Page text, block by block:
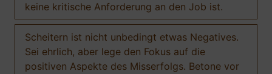
keine kritische Anforderung an den Job ist.
Scheitern ist nicht unbedingt etwas Negatives.
Sei ehrlich, aber lege den Fokus auf die
positiven Aspekte des Misserfolgs. Betone vor